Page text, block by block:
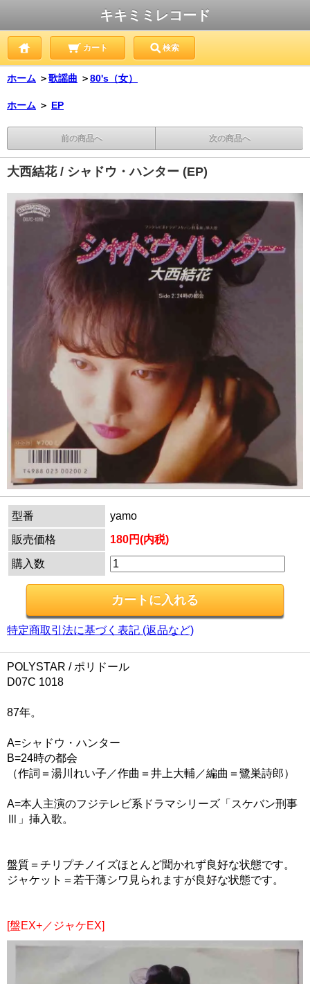
キキミミレコード
カート 検索
ホーム ＞歌謡曲 ＞80's（女）
ホーム ＞ EP
前の商品へ 次の商品へ
大西結花 / シャドウ・ハンター (EP)
型番
yamo
販売価格
180円(内税)
購入数
特定商取引法に基づく表記 (返品など)
POLYSTAR / ポリドール
D07C 1018
87年。
A=シャドウ・ハンター
B=24時の都会
（作詞＝湯川れい子／作曲＝井上大輔／編曲＝鷺巣詩郎）
A=本人主演のフジテレビ系ドラマシリーズ「スケバン刑事
Ⅲ」挿入歌。
盤質＝チリプチノイズほとんど聞かれず良好な状態です。
ジャケット＝若干薄シワ見られますが良好な状態です。
[盤EX+／ジャケEX]